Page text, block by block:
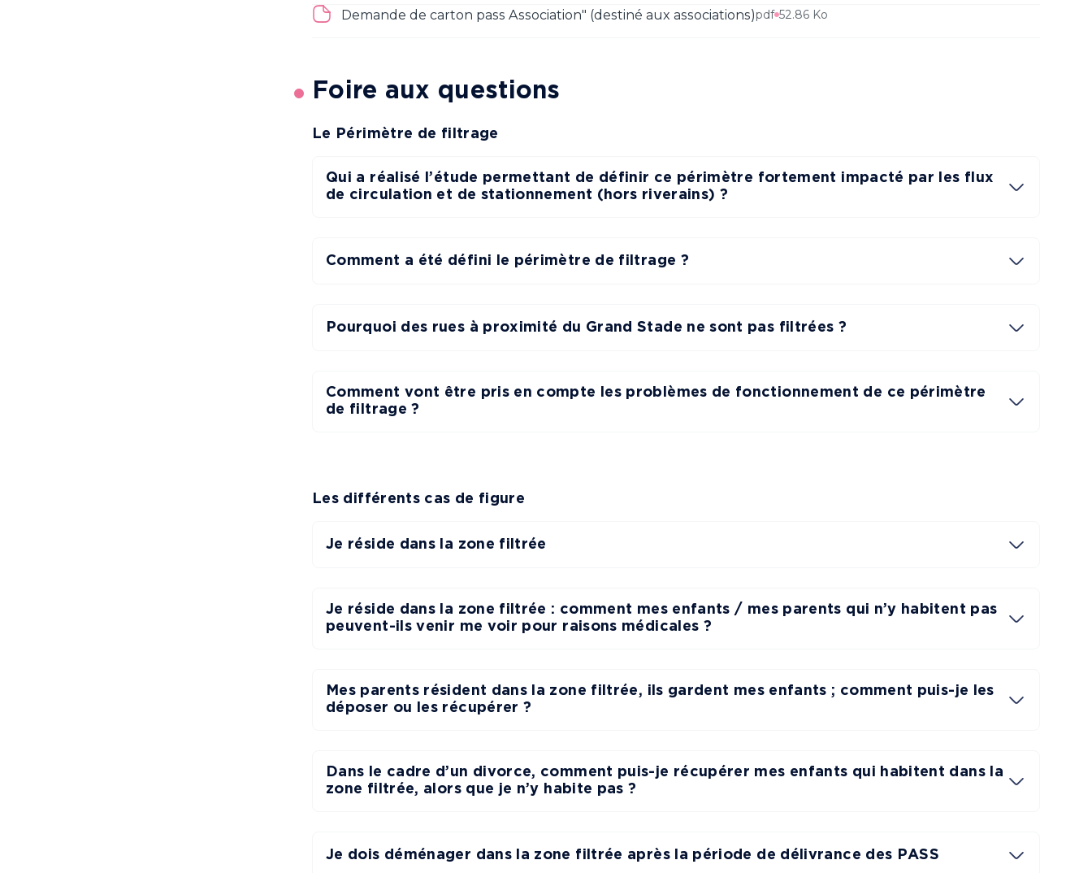
Demande de carton pass Association" (destiné aux associations)pdf 52.86 Ko
Foire aux questions
Le Périmètre de filtrage
Qui a réalisé l’étude permettant de définir ce périmètre fortement impacté par les flux
de circulation et de stationnement (hors riverains) ?
Comment a été défini le périmètre de filtrage ?
Pourquoi des rues à proximité du Grand Stade ne sont pas filtrées ?
Comment vont être pris en compte les problèmes de fonctionnement de ce périmètre
de filtrage ?
Les différents cas de figure
Je réside dans la zone filtrée
Je réside dans la zone filtrée : comment mes enfants / mes parents qui n’y habitent pas
peuvent-ils venir me voir pour raisons médicales ?
Mes parents résident dans la zone filtrée, ils gardent mes enfants ; comment puis-je les
déposer ou les récupérer ?
Dans le cadre d’un divorce, comment puis-je récupérer mes enfants qui habitent dans la
zone filtrée, alors que je n’y habite pas ?
Je dois déménager dans la zone filtrée après la période de délivrance des PASS